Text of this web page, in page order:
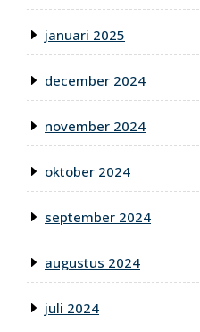
januari 2025
december 2024
november 2024
oktober 2024
september 2024
augustus 2024
juli 2024